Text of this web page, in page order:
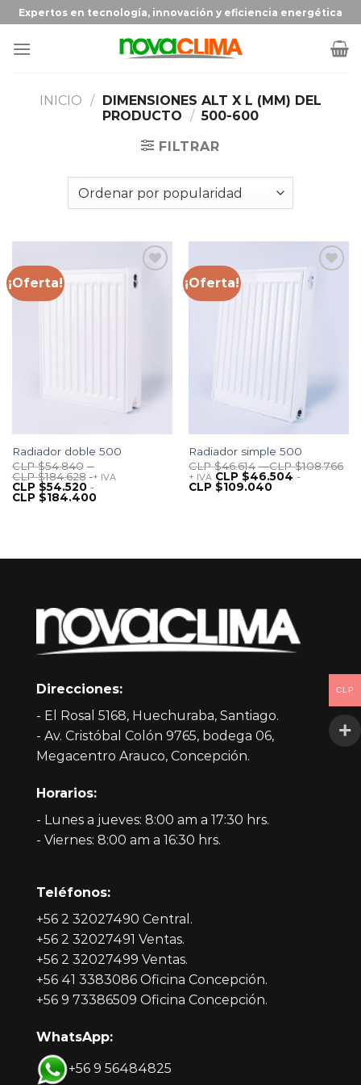
Expertos en tecnología, innovación y eficiencia energética
INICIO / DIMENSIONES ALT X L (MM) DEL
PRODUCTO / 500-600
FILTRAR
¡Oferta!
Radiador doble 500
CLP $54.840 -
CLP $184.628 + IVA
CLP $54.520 -
CLP $184.400
¡Oferta!
Radiador simple 500
CLP $46.614 - CLP $108.766
+ IVA CLP $46.504 -
CLP $109.040
Direcciones:
- El Rosal 5168, Huechuraba, Santiago.
- Av. Cristóbal Colón 9765, bodega 06,
Megacentro Arauco, Concepción.
Horarios:
- Lunes a jueves: 8:00 am a 17:30 hrs.
- Viernes: 8:00 am a 16:30 hrs.
Teléfonos:
+56 2 32027490 Central.
+56 2 32027491 Ventas.
+56 2 32027499 Ventas.
+56 41 3383086 Oficina Concepción.
+56 9 73386509 Oficina Concepción.
WhatsApp:
+56 9 56484825
CLP